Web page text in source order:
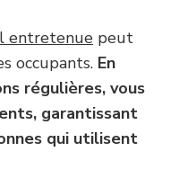
entretenue peut
occupants. En
régulières, vous
garantissant
qui utilisent